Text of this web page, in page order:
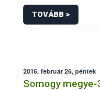
kereskedelmi
TOVÁBB >
2016. február 26, péntek
Somogy megye-